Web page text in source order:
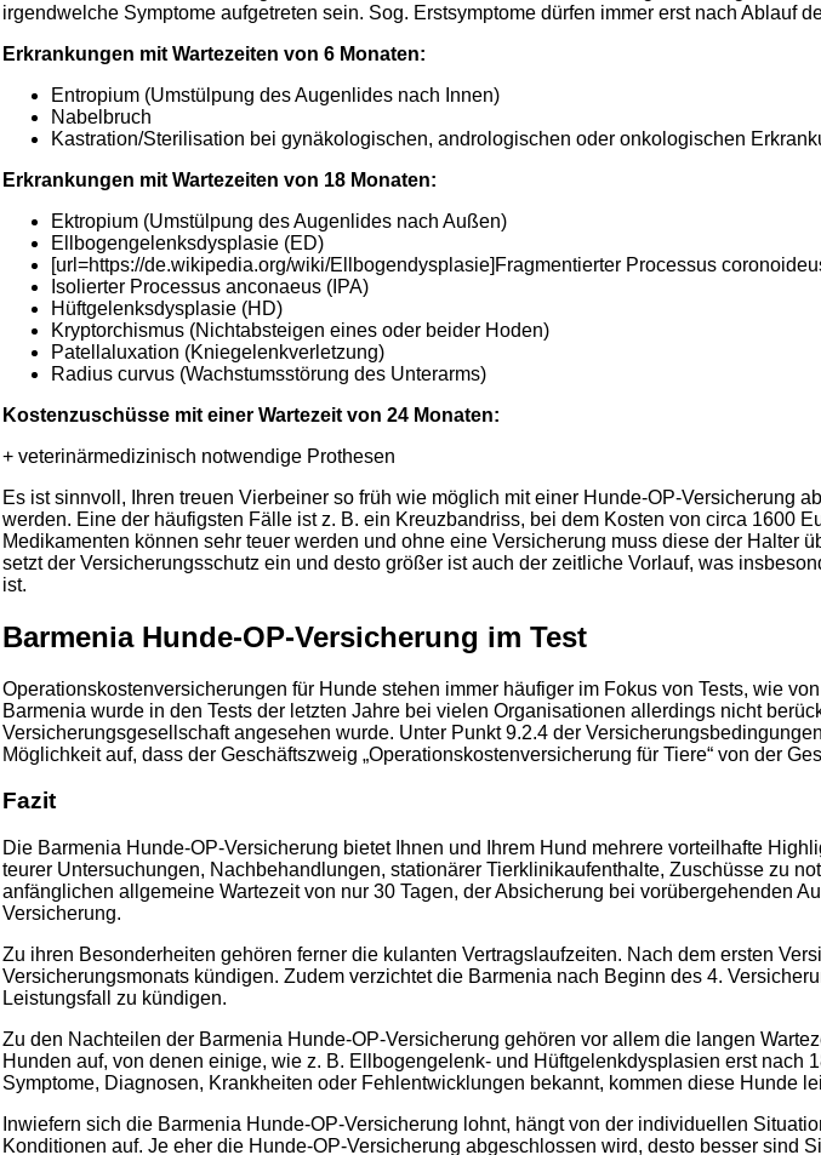
irgendwelche Symptome aufgetreten sein. Sog. Erstsymptome dürfen immer erst nach Ablauf
Erkrankungen mit Wartezeiten von 6 Monaten:
Entropium (Umstülpung des Augenlides nach Innen)
Nabelbruch
Kastration/Sterilisation bei gynäkologischen, andrologischen oder onkologischen
Erkrankungen mit Wartezeiten von 18 Monaten:
Ektropium (Umstülpung des Augenlides nach Außen)
Ellbogengelenksdysplasie (ED)
[url=https://de.wikipedia.org/wiki/Ellbogendysplasie]Fragmentierter Processus
Isolierter Processus anconaeus (IPA)
Hüftgelenksdysplasie (HD)
Kryptorchismus (Nichtabsteigen eines oder beider Hoden)
Patellaluxation (Kniegelenkverletzung)
Radius curvus (Wachstumsstörung des Unterarms)
Kostenzuschüsse mit einer Wartezeit von 24 Monaten:
+ veterinärmedizinisch notwendige Prothesen
Es ist sinnvoll, Ihren treuen Vierbeiner so früh wie möglich mit einer Hunde-OP-Versicherung
werden. Eine der häufigsten Fälle ist z. B. ein Kreuzbandriss, bei dem Kosten von circa 1600
Medikamenten können sehr teuer werden und ohne eine Versicherung muss diese der
setzt der Versicherungsschutz ein und desto größer ist auch der zeitliche Vorlauf, was
ist.
Barmenia Hunde-OP-Versicherung im Test
Operationskostenversicherungen für Hunde stehen immer häufiger im Fokus von Tests, wie
Barmenia wurde in den Tests der letzten Jahre bei vielen Organisationen allerdings nicht
Versicherungsgesellschaft angesehen wurde. Unter Punkt 9.2.4 der
Möglichkeit auf, dass der Geschäftszweig „Operationskostenversicherung für Tiere“ von der
Fazit
Die Barmenia Hunde-OP-Versicherung bietet Ihnen und Ihrem Hund mehrere vorteilhafte
teurer Untersuchungen, Nachbehandlungen, stationärer Tierklinikaufenthalte, Zuschüsse zu
anfänglichen allgemeine Wartezeit von nur 30 Tagen, der Absicherung bei vorübergehenden
Versicherung.
Zu ihren Besonderheiten gehören ferner die kulanten Vertragslaufzeiten. Nach dem ersten
Versicherungsmonats kündigen. Zudem verzichtet die Barmenia nach Beginn des 4.
Leistungsfall zu kündigen.
Zu den Nachteilen der Barmenia Hunde-OP-Versicherung gehören vor allem die langen
Hunden auf, von denen einige, wie z. B. Ellbogengelenk- und Hüftgelenkdysplasien erst
Symptome, Diagnosen, Krankheiten oder Fehlentwicklungen bekannt, kommen diese Hunde
Inwiefern sich die Barmenia Hunde-OP-Versicherung lohnt, hängt von der individuellen
Konditionen auf. Je eher die Hunde-OP-Versicherung abgeschlossen wird, desto besser